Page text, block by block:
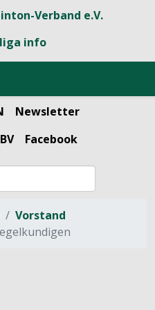
Newsletter
Facebook
Vorstand